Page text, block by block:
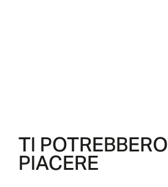
TI POTREBBERO
PIACERE